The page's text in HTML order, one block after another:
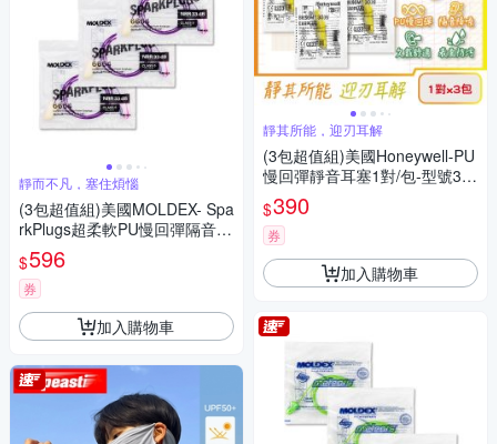
靜而不凡，塞住煩惱
(3包超值組)美國MOLDEX- Spa
rkPlugs超柔軟PU慢回彈隔音靜
音耳塞-型號6654炫彩帶線版1
對/包(NRR33dB降噪規格,露營
助眠器,小耳道適用)
$596
券
加入購物車
靜其所能，迎刃耳解
(3包超值組)美國Honeywell-PU
慢回彈靜音耳塞1對/包-型號30
3S黃白色(HOWARD LEIGHT
小耳道隔音,BILSOM NRR29dB
防擾眠,歐盟認證保護聽力)
$390
券
加入購物車